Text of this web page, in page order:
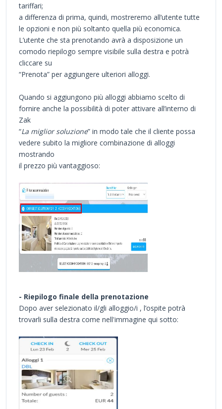
tariffari;
a differenza di prima, quindi, mostreremo all’utente tutte
le opzioni e non più soltanto quella più economica.
L’utente che sta prenotando avrà a disposizione un
comodo riepilogo sempre visibile sulla destra e potrà
cliccare su
“Prenota” per aggiungere ulteriori alloggi.
Quando si aggiungono più alloggi abbiamo scelto di
fornire anche la possibilità di poter attivare all’interno di
Zak
“La miglior soluzione” in modo tale che il cliente possa
vedere subito la migliore combinazione di alloggi
mostrando
il prezzo più vantaggioso:
- Riepilogo finale della prenotazione
Dopo aver selezionato il/gli alloggio/i , l’ospite potrà
trovarli sulla destra come nell'immagine qui sotto: